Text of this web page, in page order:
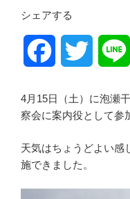
シェアする
c
e t
4月15日（土）に泡瀬
察会に案内役として参
天気はちょうどよい感
施できました。